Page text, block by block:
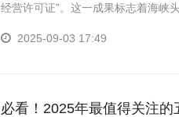
经营许可证”。这一成果标志着海峡
2025-09-03 17:49
必看！2025年最值得关注